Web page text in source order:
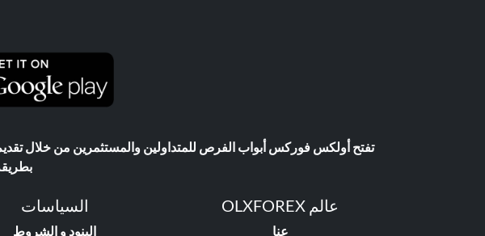
تفتح أولكس فوركس أبواب الفرص للمتداولين والمستثمرين من خلال
عالم OLXFOREX
عنا
السياسات
البنود و الشروط